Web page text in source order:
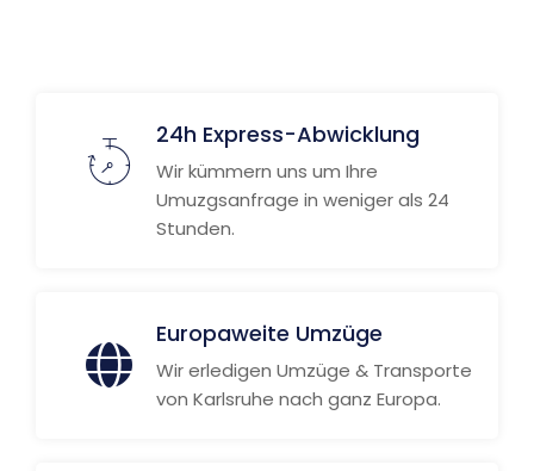
24h Express-Abwicklung
Wir kümmern uns um Ihre
Umuzgsanfrage in weniger als 24
Stunden.
Europaweite Umzüge
Wir erledigen Umzüge & Transporte
von Karlsruhe nach ganz Europa.